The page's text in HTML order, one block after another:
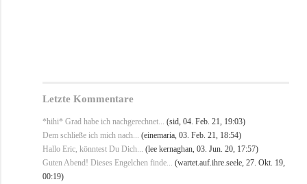
Letzte Kommentare
*hihi* Grad habe ich nachgerechnet... (sid, 04. Feb. 21, 19:03)
Dem schließe ich mich nach... (einemaria, 03. Feb. 21, 18:54)
Hallo Eric, könntest Du Dich... (lee kernaghan, 03. Jun. 20, 17:57)
Guten Abend! Dieses Engelchen finde... (wartet.auf.ihre.seele, 27. Okt. 19,
00:19)